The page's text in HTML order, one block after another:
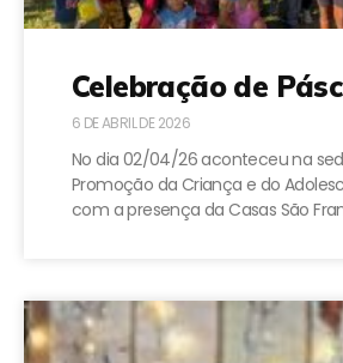
Celebração de
6 DE ABRIL DE 2026
No dia 02/04/26 aconteceu na
Promoção da Criança e do
com a presença da Casas São